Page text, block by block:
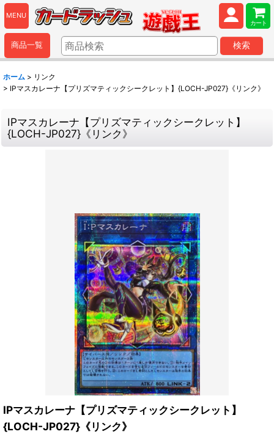
MENU
カート
商品一覧 検索
ホーム > リンク
> IPマスカレーナ【プリズマティックシークレット】{LOCH-JP027}《リンク》
IPマスカレーナ【プリズマティックシークレット】
{LOCH-JP027}《リンク》
IPマスカレーナ【プリズマティックシークレット】
{LOCH-JP027}《リンク》